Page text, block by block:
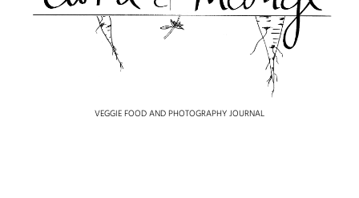
VEGGIE FOOD AND PHOTOGRAPHY JOURNAL